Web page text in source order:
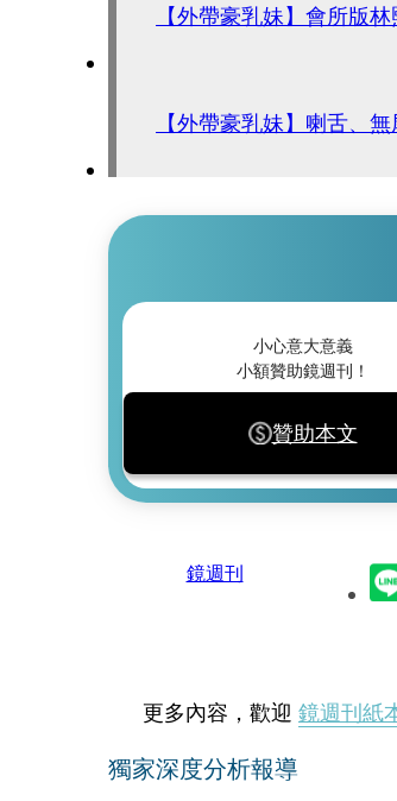
【外帶豪乳妹】會所版
【外帶豪乳妹】喇舌、
小心意大意義
小額贊助鏡週刊！
贊助本文
鏡週刊
更多內容，歡迎 鏡週刊紙
獨家深度分析報導